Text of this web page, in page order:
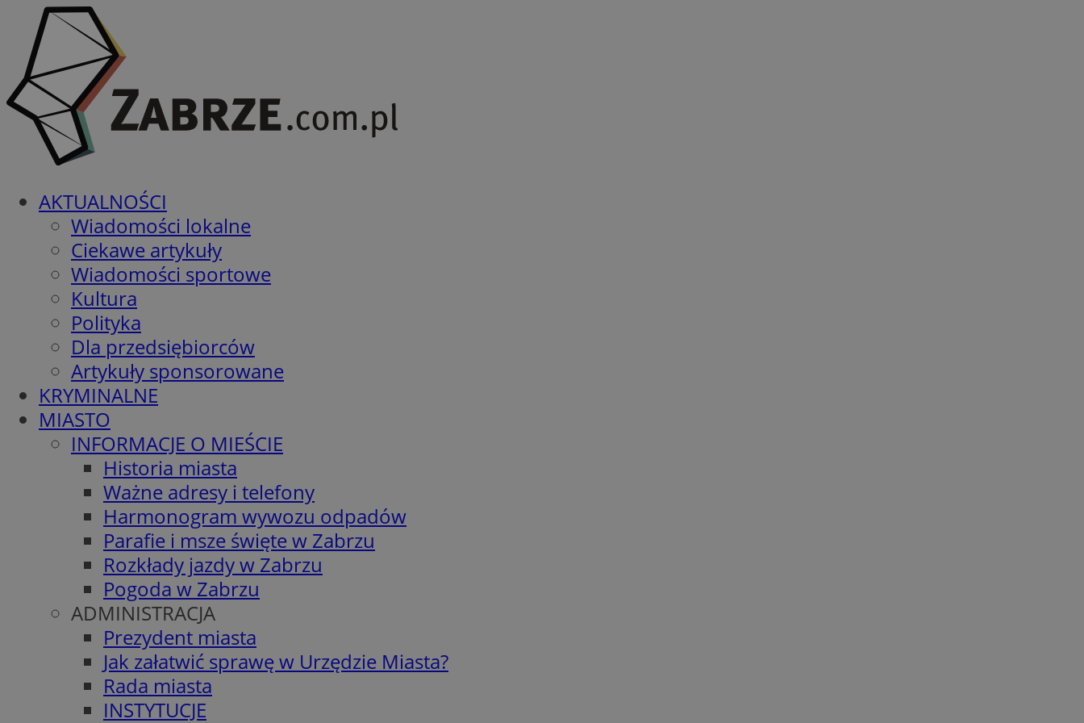
AKTUALNOŚCI
Wiadomości lokalne
Ciekawe artykuły
Wiadomości sportowe
Kultura
Polityka
Dla przedsiębiorców
Artykuły sponsorowane
KRYMINALNE
MIASTO
INFORMACJE O MIEŚCIE
Historia miasta
Ważne adresy i telefony
Harmonogram wywozu odpadów
Parafie i msze święte w Zabrzu
Rozkłady jazdy w Zabrzu
Pogoda w Zabrzu
ADMINISTRACJA
Prezydent miasta
Jak załatwić sprawę w Urzędzie Miasta?
Rada miasta
INSTYTUCJE